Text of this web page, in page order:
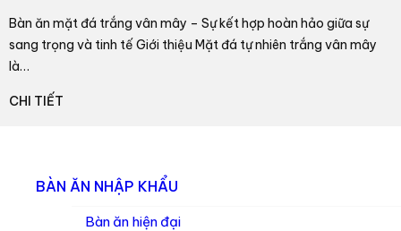
Bàn ăn mặt đá trắng vân mây – Sự kết hợp hoàn hảo giữa sự
sang trọng và tinh tế Giới thiệu Mặt đá tự nhiên trắng vân mây
là…
CHI TIẾT
BÀN ĂN NHẬP KHẨU
Bàn ăn hiện đại